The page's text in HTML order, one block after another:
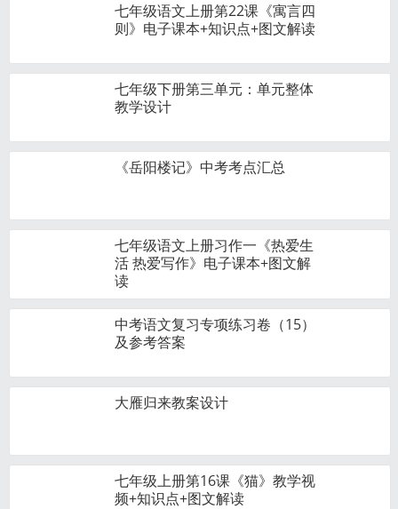
七年级语文上册第22课《寓言四
则》电子课本+知识点+图文解读
七年级下册第三单元：单元整体
教学设计
《岳阳楼记》中考考点汇总
七年级语文上册习作一《热爱生
活 热爱写作》电子课本+图文解
读
中考语文复习专项练习卷（15）
及参考答案
大雁归来教案设计
七年级上册第16课《猫》教学视
频+知识点+图文解读